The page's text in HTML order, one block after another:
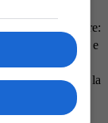
si formano
proposte al lettore:
del Karma e
costante sfondo la